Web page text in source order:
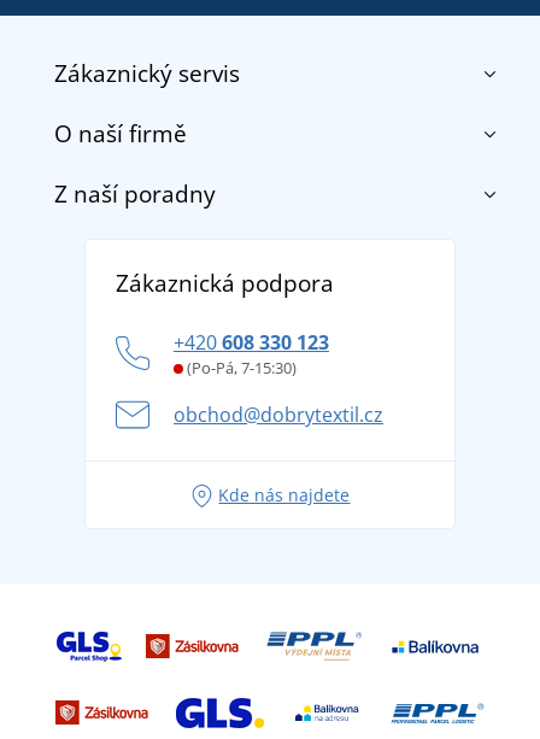
Zákaznický servis
Kontakt
Doprava a platba
Vrácení zboží a reklamace
Potisk a výšivka
Věrnostní program BONTIS +
O naší firmě
O nás
Z naší poradny
tradicí od roku 1976
Letní dobrodružství začíná balením aneb připravte
se na dovolenou bez starostí
Tipy na svěží outfity pro pohodové léto
Zákaznická podpora
+420608 330 123
(Po-Pá, 7-15:30)
obchod@dobrytextil.cz
Kde nás najdete